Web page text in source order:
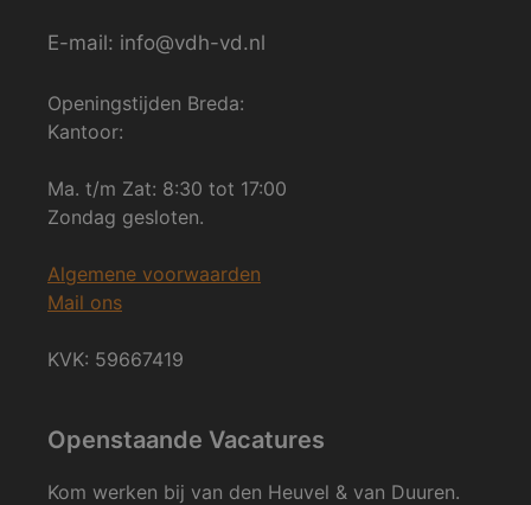
E-mail: info@vdh-vd.nl
Openingstijden Breda:
Kantoor:
Ma. t/m Zat: 8:30 tot 17:00
Zondag gesloten.
Algemene voorwaarden
Mail ons
KVK: 59667419
Openstaande Vacatures
Kom werken bij van den Heuvel & van Duuren.